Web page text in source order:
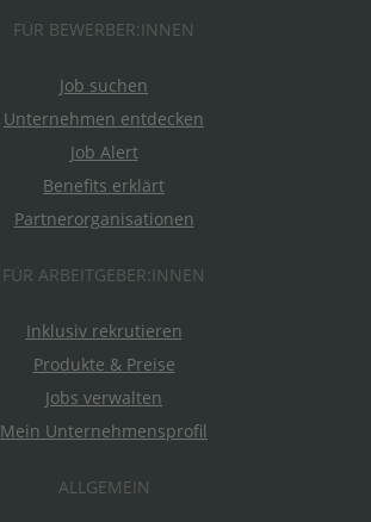
FÜR BEWERBER:INNEN
Job suchen
Unternehmen entdecken
Job Alert
Benefits erklärt
Partnerorganisationen
FÜR ARBEITGEBER:INNEN
Inklusiv rekrutieren
Produkte & Preise
Jobs verwalten
Mein Unternehmensprofil
ALLGEMEIN